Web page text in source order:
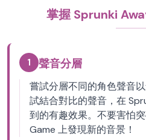
掌握 Sprunki
1 聲音分層
嘗試分層不同的角色聲音
試結合對比的聲音，在
到的有趣效果。不要害怕
Game 上發現新的音景！